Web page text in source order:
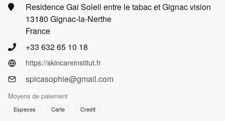
Residence Gai Soleil entre le tabac et Gignac vision
13180 Gignac-la-Nerthe
France
+33 632 65 10 18
https://skincareinstitut.fr
spicasophie@gmail.com
Moyens de paiement
Especes Carte Credit